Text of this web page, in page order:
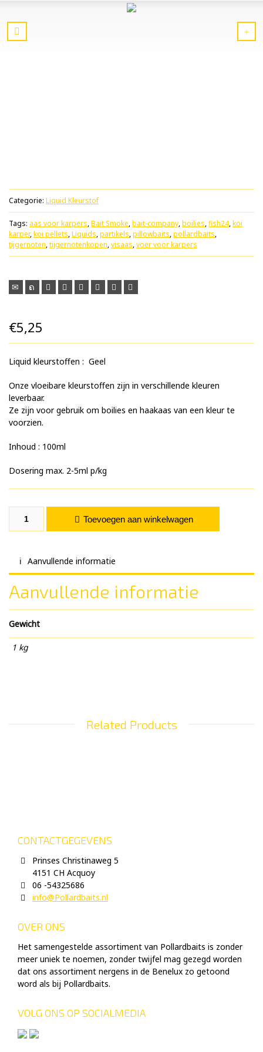
Categorie: Liquid Kleurstof
Tags: aas voor karpers,Bait Smoke,bait-company,boilies,fish24,koi
karper,koi pellets,Liquids,partikels,pillowbaits,pollardbaits,
tijgernoten,tijgernotenkopen,visaas,voer voor karpers
€5,25
Liquid kleurstoffen : Geel
Onze vloeibare kleurstoffen zijn in verschillende kleuren
leverbaar.
Ze zijn voor gebruik om boilies en haakaas van een kleur te
voorzien.
Inhoud : 100ml
Dosering max. 2-5ml p/kg
Geel (Kleurstof Vloeibaar) aantalToevoegen aan winkelwagen
Aanvullende informatie
Aanvullende informatie
Gewicht
1 kg
Related Products
CONTACTGEGEVENS
Prinses Christinaweg 5
4151 CH Acquoy
06 -54325686
info@Pollardbaits.nl
OVER ONS
Het samengestelde assortiment van Pollardbaits is zonder
meer uniek te noemen, zonder twijfel mag gezegd worden
dat ons assortiment nergens in de Benelux zo getoond
word als bij Pollardbaits.
VOLG ONS OP SOCIALMEDIA